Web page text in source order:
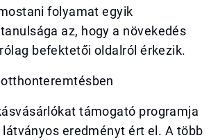
folyamat egyik
az, hogy a növekedés
befektetői oldalról érkezik.
támogató programja
eredményt ért el. A több